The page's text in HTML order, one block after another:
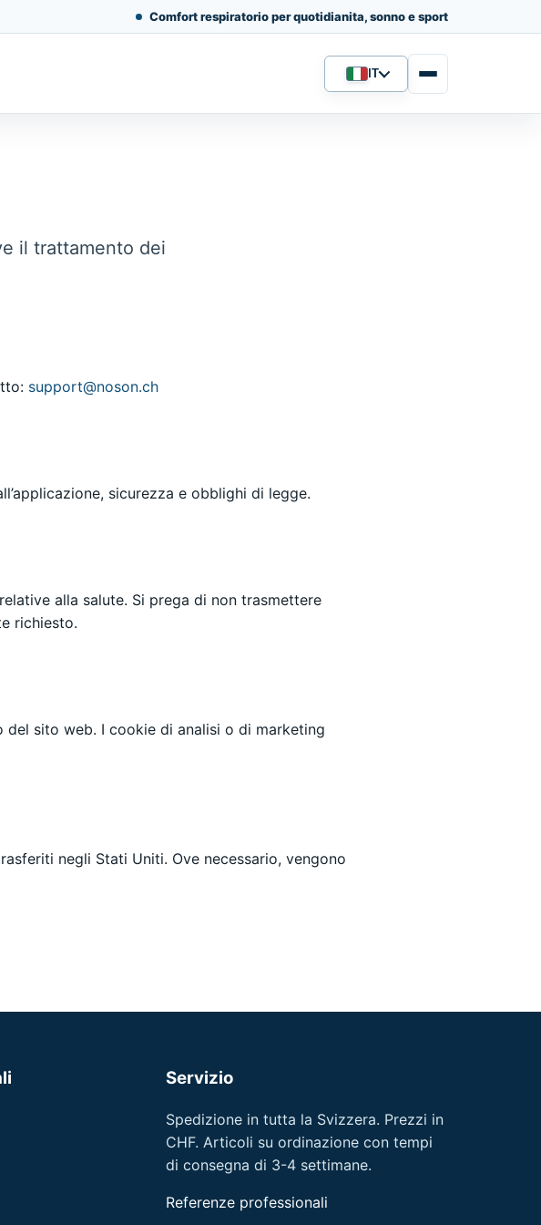
Comfort respiratorio per quotidianita, sonno e sport
Lingua
IT
il trattamento dei
support@noson.ch
sicurezza e obblighi di legge.
alla salute. Si prega di non trasmettere
richiesto.
sito web. I cookie di analisi o di marketing
negli Stati Uniti. Ove necessario, vengono
Servizio
Spedizione in tutta la Svizzera. Prezzi in
CHF. Articoli su ordinazione con tempi
di consegna di 3-4 settimane.
Referenze professionali